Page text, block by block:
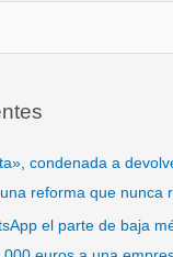
condenada a
reforma que nunca
el parte de baja